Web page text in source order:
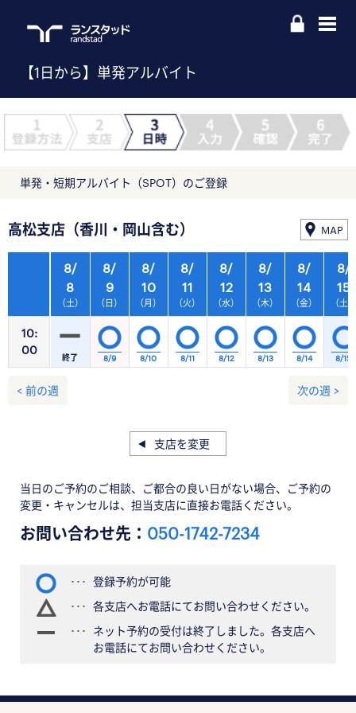
【1日から】単発アルバイト
単発・短期アルバイト（SPOT）のご登録
高松支店（香川・岡山含む） MAP
10:
00
8/
8
（土）
8/
9
（日）
8/
10
（月）
8/
11
（火）
8/
12
（水）
8/
13
（木）
8/
14
（金）
終了 8/9 8/10 8/11 8/12 8/13 8/14
8/
15
（土）
8/15
< 前の週 次の週 >
支店を変更
当日のご予約のご相談、ご都合の良い日がない場合、ご予約の
変更・キャンセルは、担当支店に直接お電話ください。
お問い合わせ先： 050-1742-7234
登録予約が可能
各支店へお電話にてお問い合わせください。
ネット予約の受付は終了しました。各支店へ
お電話にてお問い合わせください。